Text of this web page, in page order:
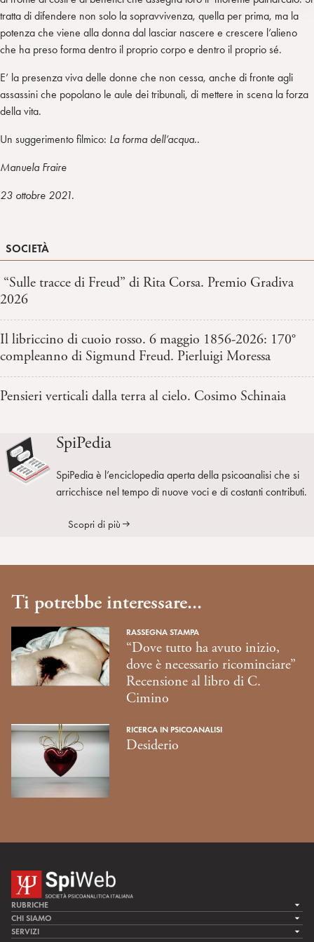
tratta di difendere non solo la sopravvivenza, quella per prima, ma la
potenza che viene alla donna dal lasciar nascere e crescere l’alieno
che ha preso forma dentro il proprio corpo e dentro il proprio sé.
E’ la presenza viva delle donne che non cessa, anche di fronte agli
assassini che popolano le aule dei tribunali, di mettere in scena la forza
della vita.
Un suggerimento filmico: La forma dell’acqua..
Manuela Fraire
23 ottobre 2021.
SOCIETÀ
“Sulle tracce di Freud” di Rita Corsa. Premio Gradiva
2026
Il libriccino di cuoio rosso. 6 maggio 1856-2026: 170°
compleanno di Sigmund Freud. Pierluigi Moressa
Pensieri verticali dalla terra al cielo. Cosimo Schinaia
SpiPedia
SpiPedia è l’enciclopedia aperta della psicoanalisi che si
arricchisce nel tempo di nuove voci e di costanti contributi.
Scopri di più
Ti potrebbe interessare...
RASSEGNA STAMPA
“Dove tutto ha avuto inizio,
dove è necessario ricominciare”
Recensione al libro di C.
Cimino
RICERCA IN PSICOANALISI
Desiderio
RUBRICHE
LA CURA
CHI SIAMO
LA SPI
SERVIZI